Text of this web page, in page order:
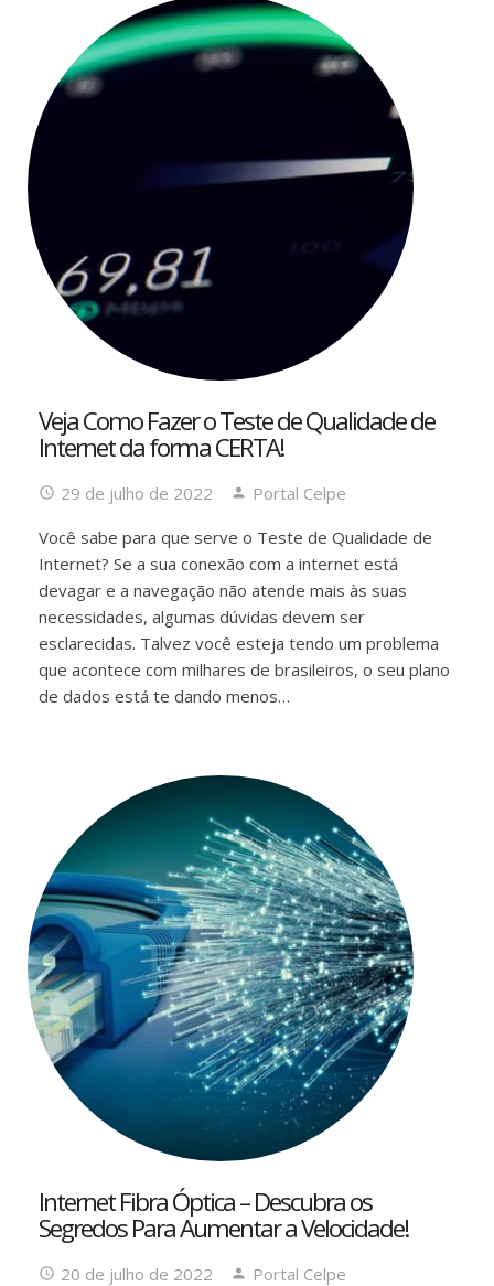
Veja Como Fazer o Teste de Qualidade de
Internet da forma CERTA!
29 de julho de 2022
Portal Celpe
Você sabe para que serve o Teste de Qualidade de
Internet? Se a sua conexão com a internet está
devagar e a navegação não atende mais às suas
necessidades, algumas dúvidas devem ser
esclarecidas. Talvez você esteja tendo um problema
que acontece com milhares de brasileiros, o seu plano
de dados está te dando menos…
Internet Fibra Óptica – Descubra os
Segredos Para Aumentar a Velocidade!
20 de julho de 2022 Portal Celpe